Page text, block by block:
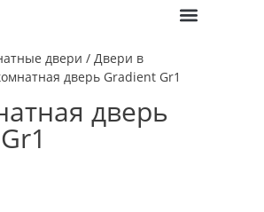
двери / Двери в
дверь Gradient Gr1
дверь